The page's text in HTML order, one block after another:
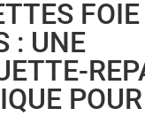
FOIE
: UNE